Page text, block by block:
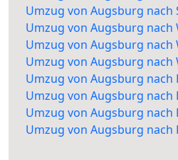
Umzug von Augsburg nach
Umzug von Augsburg nach
Umzug von Augsburg
Umzug von Augsburg nach
Umzug von Augsburg nach
Umzug von Augsburg nach
Umzug von Augsburg
Umzug von Augsburg nach